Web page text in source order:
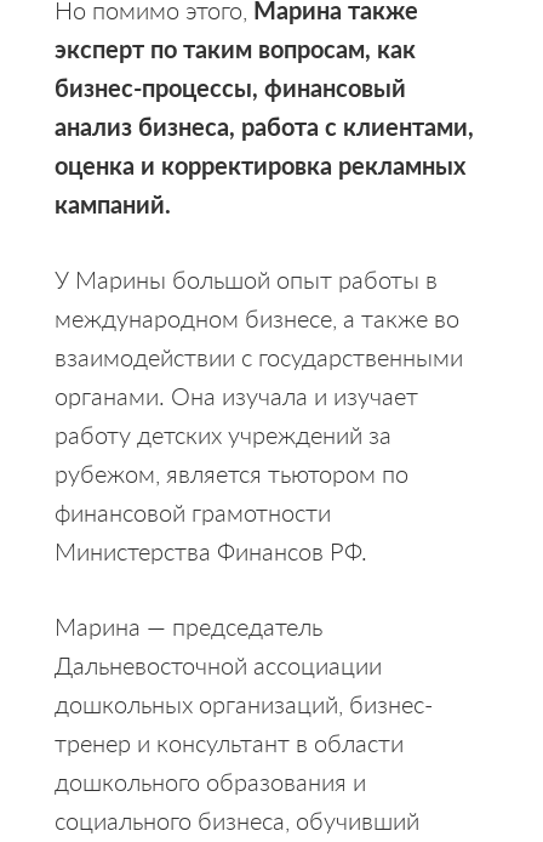
Но помимо этого, Марина также
эксперт по таким вопросам, как
бизнес-процессы, финансовый
анализ бизнеса, работа с клиентами,
оценка и корректировка рекламных
кампаний.
У Марины большой опыт работы в
международном бизнесе, а также во
взаимодействии с государственными
органами. Она изучала и изучает
работу детских учреждений за
рубежом, является тьютором по
финансовой грамотности
Министерства Финансов РФ.
Марина — председатель
Дальневосточной ассоциации
дошкольных организаций, бизнес-
тренер и консультант в области
дошкольного образования и
социального бизнеса, обучивший